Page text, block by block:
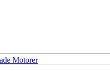
Motorer